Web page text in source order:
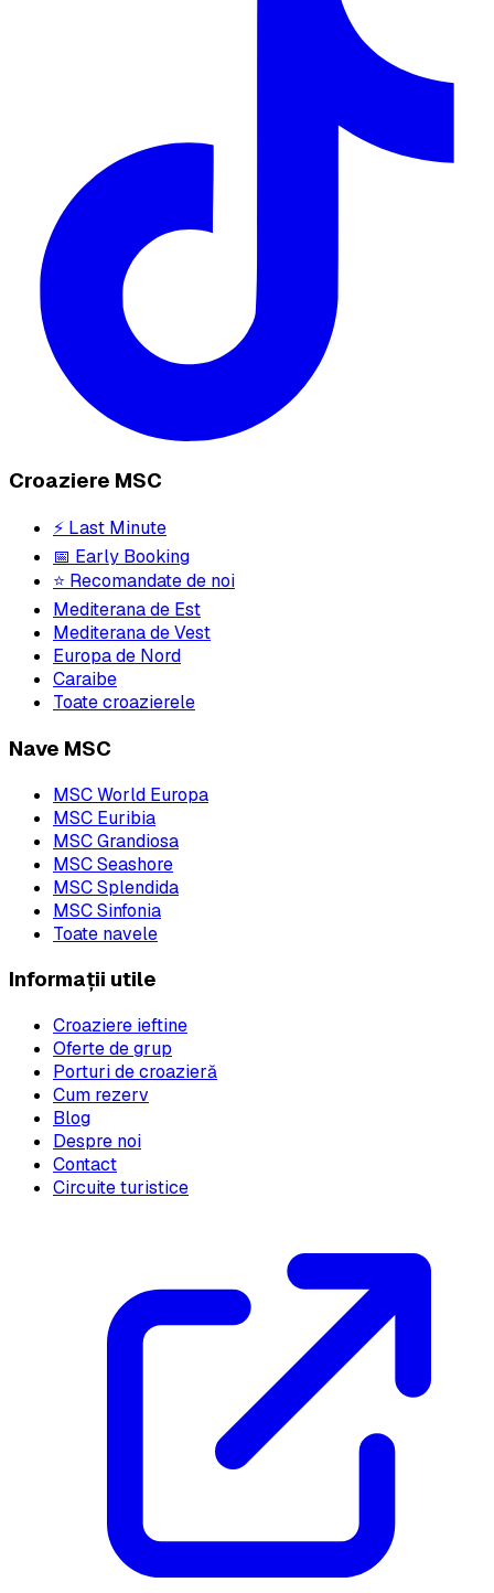
Croaziere MSC
⚡ Last Minute
📅 Early Booking
⭐ Recomandate de noi
Mediterana de Est
Mediterana de Vest
Europa de Nord
Caraibe
Toate croazierele
Nave MSC
MSC World Europa
MSC Euribia
MSC Grandiosa
MSC Seashore
MSC Splendida
MSC Sinfonia
Toate navele
Informații utile
Croaziere ieftine
Oferte de grup
Porturi de croazieră
Cum rezerv
Blog
Despre noi
Contact
Circuite turistice